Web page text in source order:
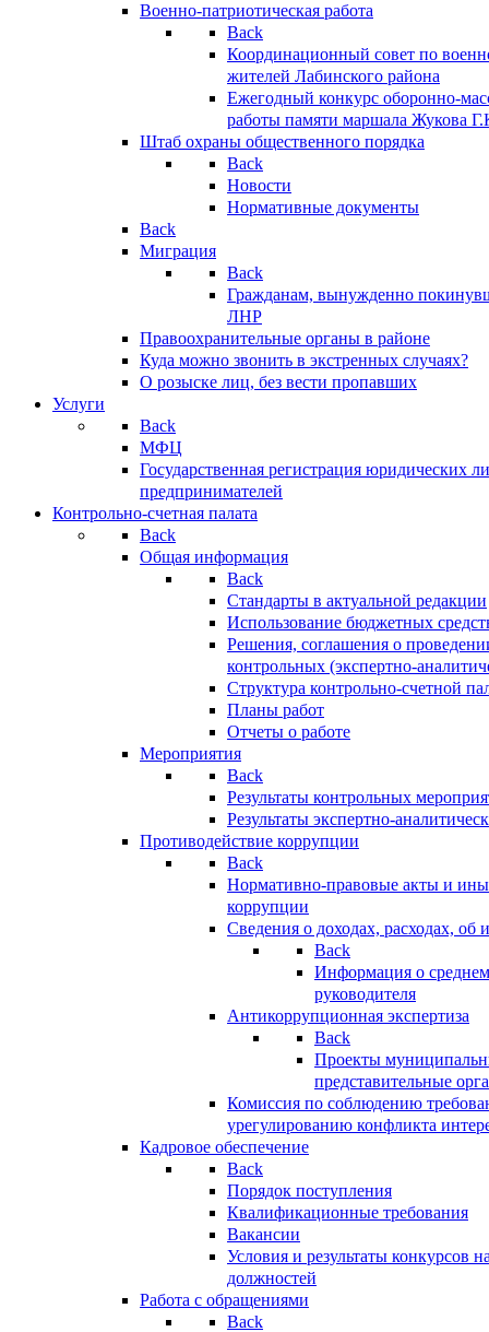
Военно-патриотическая работа
Back
Координационный совет по
жителей Лабинского района
Ежегодный конкурс оборонно-
работы памяти маршала Жукова
Штаб охраны общественного порядка
Back
Новости
Нормативные документы
Back
Миграция
Back
Гражданам, вынужденно
ЛНР
Правоохранительные органы в районе
Куда можно звонить в экстренных случаях?
О розыске лиц, без вести пропавших
Услуги
Back
МФЦ
Государственная регистрация юридических
предпринимателей
Контрольно-счетная палата
Back
Общая информация
Back
Стандарты в актуальной редакции
Использование бюджетных
Решения, соглашения о
контрольных (экспертно-
Структура контрольно-счетной
Планы работ
Отчеты о работе
Мероприятия
Back
Результаты контрольных
Результаты экспертно-
Противодействие коррупции
Back
Нормативно-правовые акты и
коррупции
Сведения о доходах, расходах, об
Back
Информация о
руководителя
Антикоррупционная экспертиза
Back
Проекты
представительные
Комиссия по соблюдению
урегулированию конфликта
Кадровое обеспечение
Back
Порядок поступления
Квалификационные требования
Вакансии
Условия и результаты конкурсов
должностей
Работа с обращениями
Back